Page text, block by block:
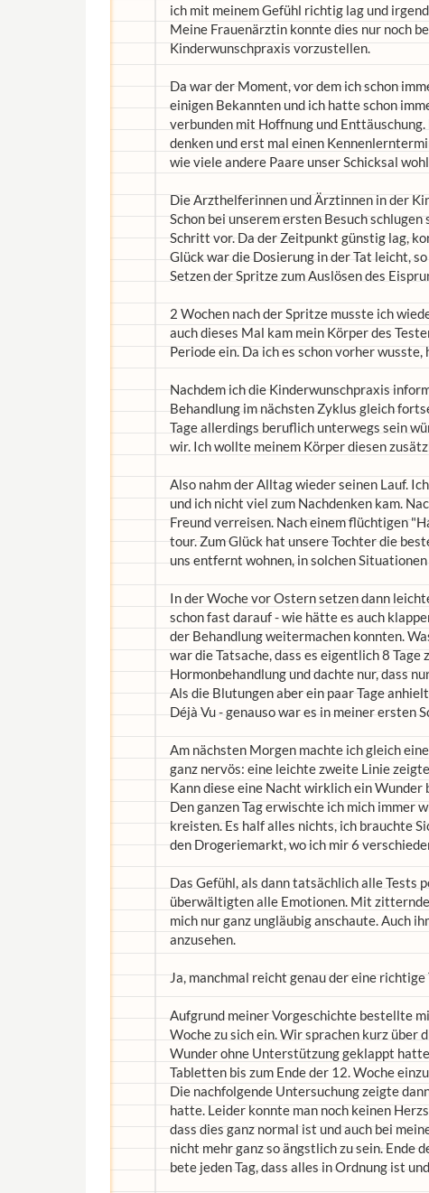
ich mit meinem Gefühl richtig lag und
Meine Frauenärztin konnte dies nur noch
Kinderwunschpraxis vorzustellen.
Da war der Moment, vor dem ich schon
einigen Bekannten und ich hatte schon
verbunden mit Hoffnung und
denken und erst mal einen
wie viele andere Paare unser Schicksal
Die Arzthelferinnen und Ärztinnen in der
Schon bei unserem ersten Besuch
Schritt vor. Da der Zeitpunkt günstig lag,
Glück war die Dosierung in der Tat leicht,
Setzen der Spritze zum Auslösen des
2 Wochen nach der Spritze musste ich
auch dieses Mal kam mein Körper des
Periode ein. Da ich es schon vorher
Nachdem ich die Kinderwunschpraxis
Behandlung im nächsten Zyklus gleich
Tage allerdings beruflich unterwegs sein
wir. Ich wollte meinem Körper diesen
Also nahm der Alltag wieder seinen Lauf.
und ich nicht viel zum Nachdenken kam.
Freund verreisen. Nach einem flüchtigen
tour. Zum Glück hat unsere Tochter die
uns entfernt wohnen, in solchen
In der Woche vor Ostern setzen dann
schon fast darauf - wie hätte es auch
der Behandlung weitermachen konnten.
war die Tatsache, dass es eigentlich 8
Hormonbehandlung und dachte nur, dass
Als die Blutungen aber ein paar Tage
Déjà Vu - genauso war es in meiner ersten
Am nächsten Morgen machte ich gleich
ganz nervös: eine leichte zweite Linie
Kann diese eine Nacht wirklich ein Wunder
Den ganzen Tag erwischte ich mich immer
kreisten. Es half alles nichts, ich brauchte
den Drogeriemarkt, wo ich mir 6
Das Gefühl, als dann tatsächlich alle Tests
überwältigten alle Emotionen. Mit
mich nur ganz ungläubig anschaute. Auch
anzusehen.
Ja, manchmal reicht genau der eine richtige
Aufgrund meiner Vorgeschichte bestellte
Woche zu sich ein. Wir sprachen kurz über
Wunder ohne Unterstützung geklappt
Tabletten bis zum Ende der 12. Woche
Die nachfolgende Untersuchung zeigte
hatte. Leider konnte man noch keinen
dass dies ganz normal ist und auch bei
nicht mehr ganz so ängstlich zu sein. Ende
bete jeden Tag, dass alles in Ordnung ist